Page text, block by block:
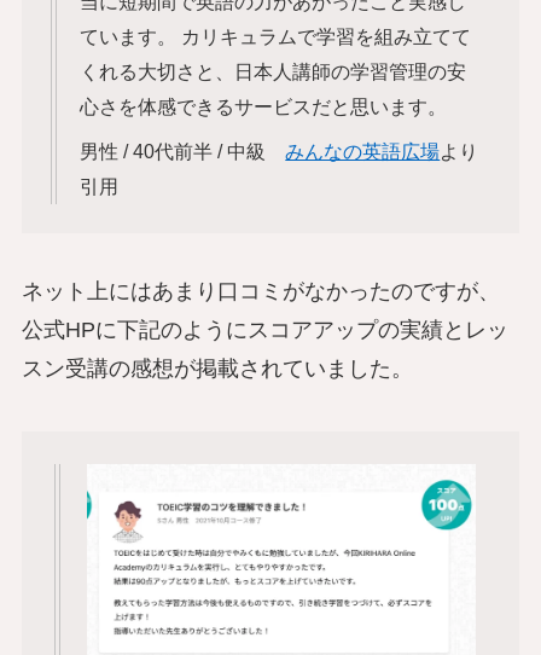
ています。 カリキュラムで学習を組み立てて
くれる大切さと、日本人講師の学習管理の安
心さを体感できるサービスだと思います。
男性 / 40代前半 / 中級みんなの英語広場より
引用
ネット上にはあまり口コミがなかったのですが、
公式HPに下記のようにスコアアップの実績とレッ
スン受講の感想が掲載されていました。